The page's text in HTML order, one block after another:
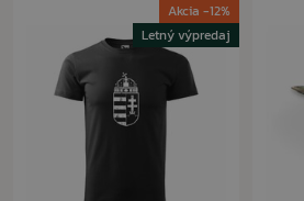
Akcia -12%
Letný výpredaj